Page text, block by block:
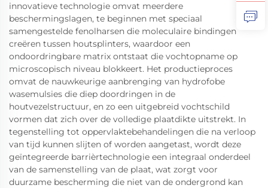
innovatieve technologie omvat meerdere
beschermingslagen, te beginnen met speciaal
samengestelde fenolharsen die moleculaire bindingen
creëren tussen houtsplinters, waardoor een
ondoordringbare matrix ontstaat die vochtopname op
microscopisch niveau blokkeert. Het productieproces
omvat de nauwkeurige aanbrenging van hydrofobe
wasemulsies die diep doordringen in de
houtvezelstructuur, en zo een uitgebreid vochtschild
vormen dat zich over de volledige plaatdikte uitstrekt. In
tegenstelling tot oppervlaktebehandelingen die na verloop
van tijd kunnen slijten of worden aangetast, wordt deze
geïntegreerde barrièrtechnologie een integraal onderdeel
van de samenstelling van de plaat, wat zorgt voor
duurzame bescherming die niet van de ondergrond kan